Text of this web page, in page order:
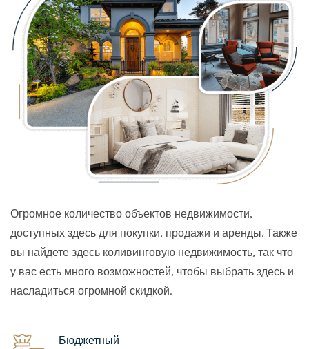
Огромное количество объектов недвижимости,
доступных здесь для покупки, продажи и аренды. Также
вы найдете здесь коливинговую недвижимость, так что
у вас есть много возможностей, чтобы выбрать здесь и
насладиться огромной скидкой.
Бюджетный